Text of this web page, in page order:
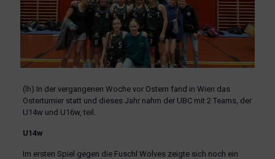
(lh) In der vergangenen Woche vor Ostern fand in Wien das
Osterturnier statt und dieses Jahr nahm der UBC mit 2 Teams, der
U14w und U16w, teil.
U14w
Im ersten Spiel gegen die Fuschl Wolves zeigte sich noch ein